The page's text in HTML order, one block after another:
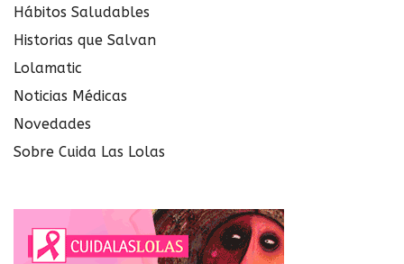
Hábitos Saludables
Historias que Salvan
Lolamatic
Noticias Médicas
Novedades
Sobre Cuida Las Lolas